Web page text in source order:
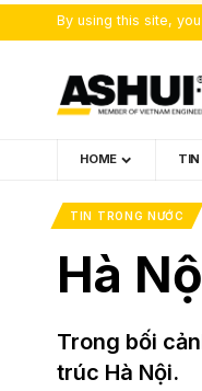
By using this site,
HOME TIN
TIN TRONG NƯỚC
Hà
Trong bối
trúc Hà Nội.